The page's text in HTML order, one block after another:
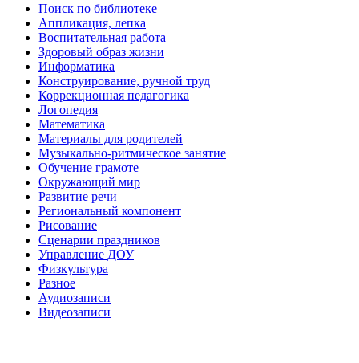
Поиск по библиотеке
Аппликация, лепка
Воспитательная работа
Здоровый образ жизни
Информатика
Конструирование, ручной труд
Коррекционная педагогика
Логопедия
Математика
Материалы для родителей
Музыкально-ритмическое занятие
Обучение грамоте
Окружающий мир
Развитие речи
Региональный компонент
Рисование
Сценарии праздников
Управление ДОУ
Физкультура
Разное
Аудиозаписи
Видеозаписи